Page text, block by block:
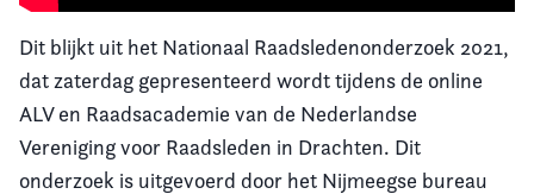
Dit blijkt uit het Nationaal Raadsledenonderzoek 2021,
dat zaterdag gepresenteerd wordt tijdens de online
ALV en Raadsacademie van de Nederlandse
Vereniging voor Raadsleden in Drachten. Dit
onderzoek is uitgevoerd door het Nijmeegse bureau